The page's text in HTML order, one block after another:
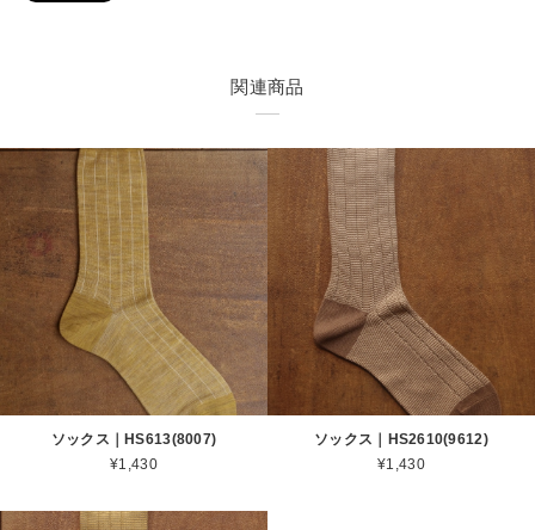
関連商品
ソックス｜HS613(8007)
¥1,430
ソックス｜HS2610(9612)
¥1,430